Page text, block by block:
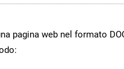
pagina web nel formato